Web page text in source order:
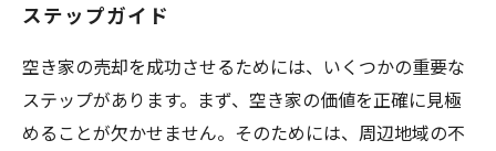
ステップガイド
空き家の売却を成功させるためには、いくつかの重要な
ステップがあります。まず、空き家の価値を正確に見極
めることが欠かせません。そのためには、周辺地域の不